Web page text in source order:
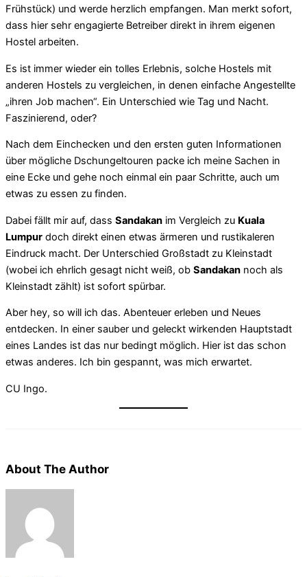
Frühstück) und werde herzlich empfangen. Man merkt sofort,
dass hier sehr engagierte Betreiber direkt in ihrem eigenen
Hostel arbeiten.
Es ist immer wieder ein tolles Erlebnis, solche Hostels mit
anderen Hostels zu vergleichen, in denen einfache Angestellte
„ihren Job machen“. Ein Unterschied wie Tag und Nacht.
Faszinierend, oder?
Nach dem Einchecken und den ersten guten Informationen
über mögliche Dschungeltouren packe ich meine Sachen in
eine Ecke und gehe noch einmal ein paar Schritte, auch um
etwas zu essen zu finden.
Dabei fällt mir auf, dass Sandakan im Vergleich zu Kuala
Lumpur doch direkt einen etwas ärmeren und rustikaleren
Eindruck macht. Der Unterschied Großstadt zu Kleinstadt
(wobei ich ehrlich gesagt nicht weiß, ob Sandakan noch als
Kleinstadt zählt) ist sofort spürbar.
Aber hey, so will ich das. Abenteuer erleben und Neues
entdecken. In einer sauber und geleckt wirkenden Hauptstadt
eines Landes ist das nur bedingt möglich. Hier ist das schon
etwas anderes. Ich bin gespannt, was mich erwartet.
CU Ingo.
About The Author